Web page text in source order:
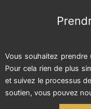
Vous souhaitez
Pour cela rien de plus
et suivez le processus
soutien, vous pouvez